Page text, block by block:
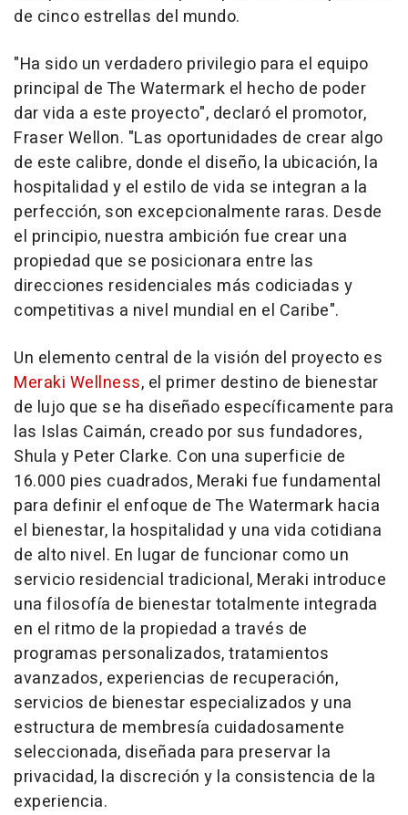
de cinco estrellas del mundo.
"Ha sido un verdadero privilegio para el equipo
principal de The Watermark el hecho de poder
dar vida a este proyecto", declaró el promotor,
Fraser Wellon. "Las oportunidades de crear algo
de este calibre, donde el diseño, la ubicación, la
hospitalidad y el estilo de vida se integran a la
perfección, son excepcionalmente raras. Desde
el principio, nuestra ambición fue crear una
propiedad que se posicionara entre las
direcciones residenciales más codiciadas y
competitivas a nivel mundial en el Caribe".
Un elemento central de la visión del proyecto es
Meraki Wellness, el primer destino de bienestar
de lujo que se ha diseñado específicamente para
las Islas Caimán, creado por sus fundadores,
Shula y Peter Clarke. Con una superficie de
16.000 pies cuadrados, Meraki fue fundamental
para definir el enfoque de The Watermark hacia
el bienestar, la hospitalidad y una vida cotidiana
de alto nivel. En lugar de funcionar como un
servicio residencial tradicional, Meraki introduce
una filosofía de bienestar totalmente integrada
en el ritmo de la propiedad a través de
programas personalizados, tratamientos
avanzados, experiencias de recuperación,
servicios de bienestar especializados y una
estructura de membresía cuidadosamente
seleccionada, diseñada para preservar la
privacidad, la discreción y la consistencia de la
experiencia.